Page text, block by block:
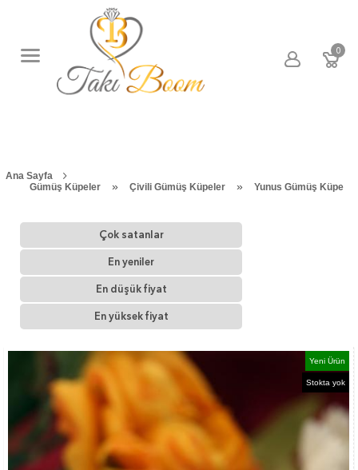
0
Ana Sayfa
Gümüş Küpeler
» Çivili Gümüş Küpeler » Yunus Gümüş Küpe
Çok satanlar
En yeniler
En düşük fiyat
En yüksek fiyat
Yeni Ürün
Stokta yok